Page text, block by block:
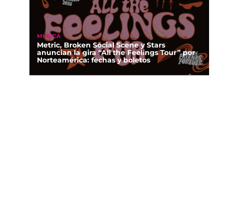
MÚSICA
Metric, Broken Social Scene y Stars
anuncian la gira “All the Feelings Tour” por
Norteamérica: fechas y boletos